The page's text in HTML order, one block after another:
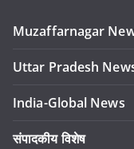
Muzaffarnagar
Uttar Pradesh
India-Global News
संपादकीय विशेष